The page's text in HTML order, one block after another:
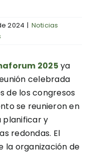
2024 | Noticias
2025 ya
celebrada
de los congresos
se reunieron en
planificar y
redondas. El
la organización de